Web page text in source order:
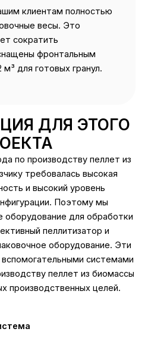
клиентам полностью
весы. Это
сократить
фронтальным
для готовых гранул.
ДЛЯ ЭТОГО
по производству пеллет из
требовалась высокая
и высокий уровень
Поэтому мы
оборудование для обработки
пеллитизатор и
оборудование. Эти
системами
пеллет из биомассы
производственных целей.